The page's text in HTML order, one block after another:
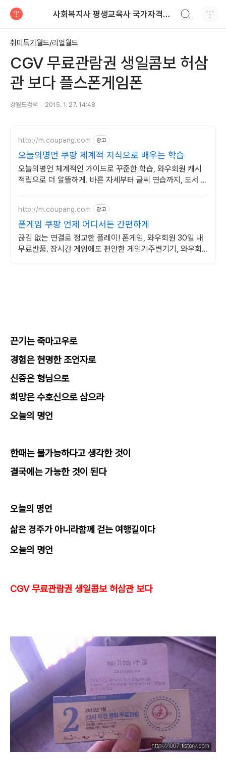
사회복지사 평생교육사 국가자격증 레포트 자료
취미특기월드/리얼월드
CGV 무료관람권 생일콤보 허삼
관 보다 플스폰게임폰
강월드검색 2015. 1. 27. 14:48
http://m.coupang.com 광고
오늘의명언 쿠팡 체계적 지식으로 배우는 학습
오늘의명언 체계적인 가이드로 꾸준한 학습, 와우회원 캐시
적립으로 더 알뜰하게. 바른 자세부터 글씨 연습까지, 도서 와
http://m.coupang.com 광고
폰게임 쿠팡 언제 어디서든 간편하게
끊김 없는 연결로 정교한 플레이! 폰게임, 와우회원 30일 내
무료반품. 장시간 게임에도 편안한 게임기주변기기, 와우회
끈기는 죽마고우로
경험은 현명한 조언자로
신중은 형님으로
희망은 수호신으로 삼으라
오늘의 명언
한때는 불가능하다고 생각한 것이
결국에는 가능한 것이 된다
오늘의 명언
삶은 경주가 아니라함께 걷는 여행길이다
오늘의 명언
CGV 무료관람권 생일콤보 허삼관 보다